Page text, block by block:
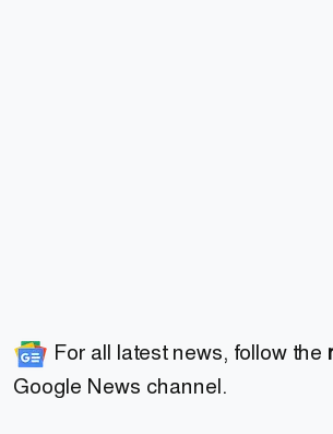
For all latest news, follow the
Google News channel.